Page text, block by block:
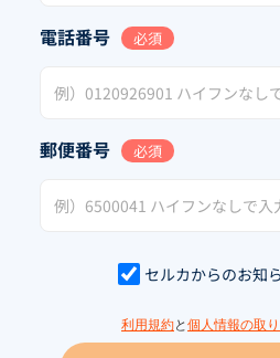
電話番号 必須
郵便番号 必須
セルカからのお知
利用規約と 個人情報の取